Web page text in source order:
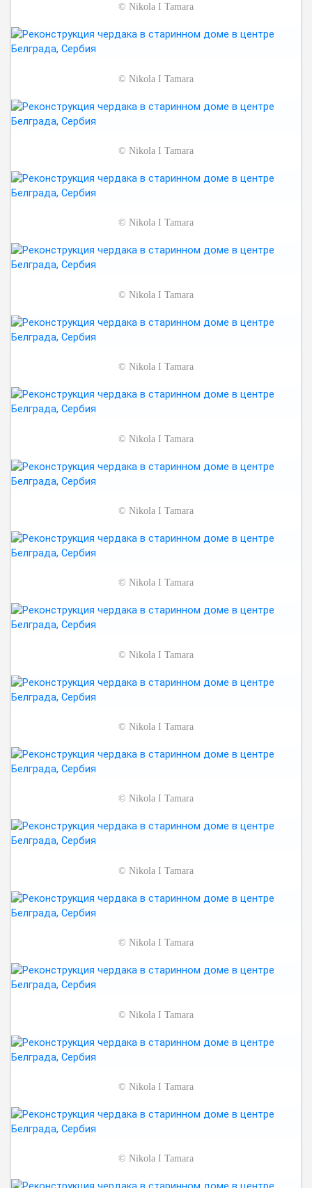
© Nikola I Tamara
© Nikola I Tamara
© Nikola I Tamara
© Nikola I Tamara
© Nikola I Tamara
© Nikola I Tamara
© Nikola I Tamara
© Nikola I Tamara
© Nikola I Tamara
© Nikola I Tamara
© Nikola I Tamara
© Nikola I Tamara
© Nikola I Tamara
© Nikola I Tamara
© Nikola I Tamara
© Nikola I Tamara
© Nikola I Tamara